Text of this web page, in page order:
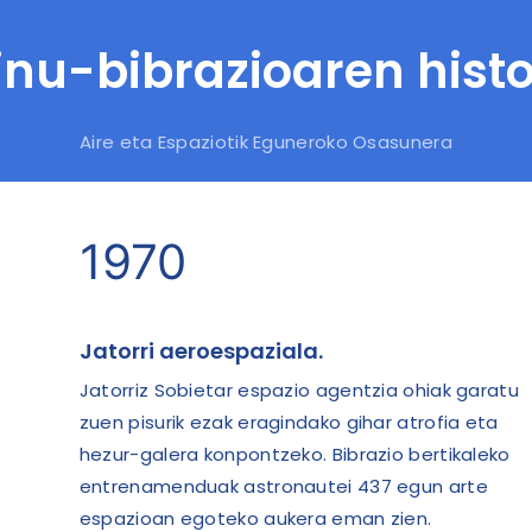
bibrazioaren
Aire eta Espaziotik Eguneroko Osasunera
1970
Jatorri aeroespaziala.
Jatorriz Sobietar espazio agentzia ohiak garatu
zuen pisurik ezak eragindako gihar atrofia eta
hezur-galera konpontzeko. Bibrazio bertikaleko
entrenamenduak astronautei 437 egun arte
espazioan egoteko aukera eman zien.